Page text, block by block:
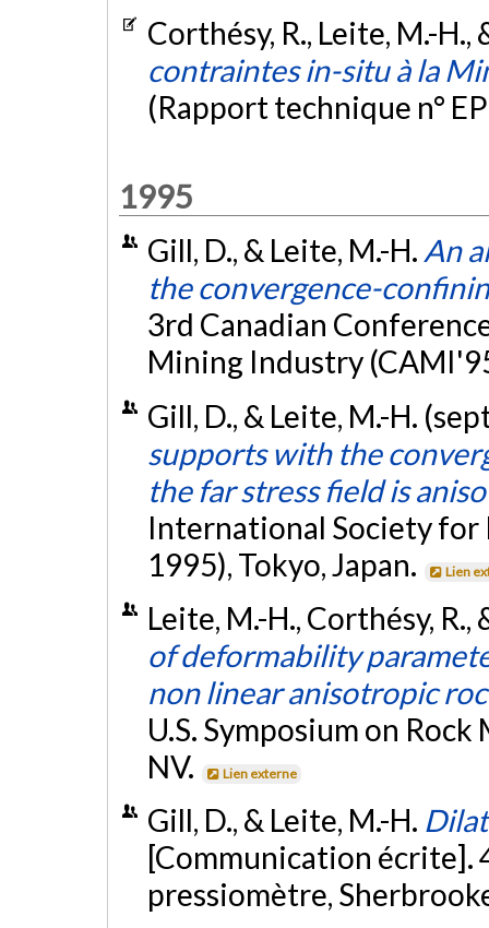
Corthésy, R., Leite, M.-H.,
contraintes in-situ à la
(Rapport technique n°
1995
Gill, D., & Leite, M.-H. An
the convergence-
3rd Canadian
Mining Industry
Gill, D., & Leite, M.-H.
supports with the
the far stress field is
International Society for
1995), Tokyo, Japan.
Lien
Leite, M.-H., Corthésy,
of deformability
non linear anisotropic
U.S. Symposium on Rock
NV.
Lien externe
Gill, D., & Leite, M.-H.
[Communication écrite].
pressiomètre,